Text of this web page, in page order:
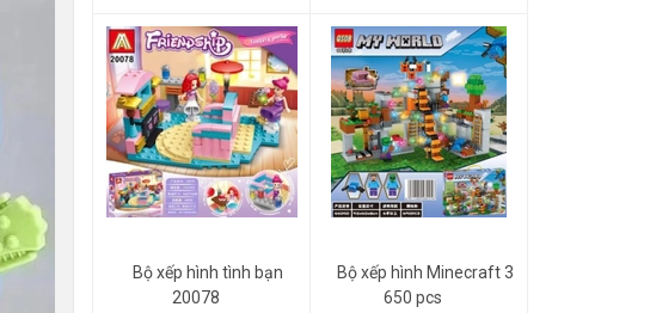
Bộ xếp hình tình bạn
20078
Bộ xếp hình Minecraft 3
650 pcs